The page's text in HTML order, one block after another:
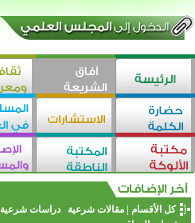
كل الأقسام |مقالات شرعية دراسات شرعية